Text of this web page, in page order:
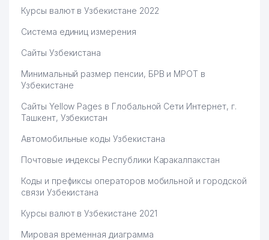
Курсы валют в Узбекистане 2022
Система единиц измерения
Сайты Узбекистана
Минимальный размер пенсии, БРВ и МРОТ в
Узбекистане
Сайты Yellow Pages в Глобальной Сети Интернет, г.
Ташкент, Узбекистан
Автомобильные коды Узбекистана
Почтовые индексы Республики Каракалпакстан
Коды и префиксы операторов мобильной и городской
связи Узбекистана
Курсы валют в Узбекистане 2021
Мировая временная диаграмма